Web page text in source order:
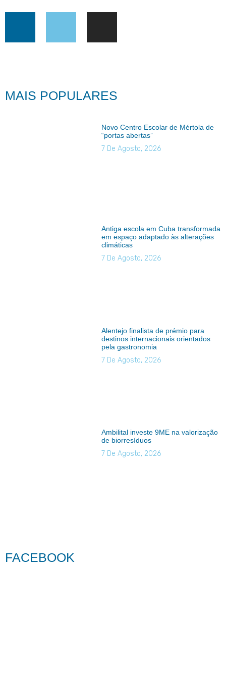
MAIS POPULARES
Novo Centro Escolar de Mértola de
“portas abertas”
7 De Agosto, 2026
Antiga escola em Cuba transformada
em espaço adaptado às alterações
climáticas
7 De Agosto, 2026
Alentejo finalista de prémio para
destinos internacionais orientados
pela gastronomia
7 De Agosto, 2026
Ambilital investe 9ME na valorização
de biorresíduos
7 De Agosto, 2026
FACEBOOK